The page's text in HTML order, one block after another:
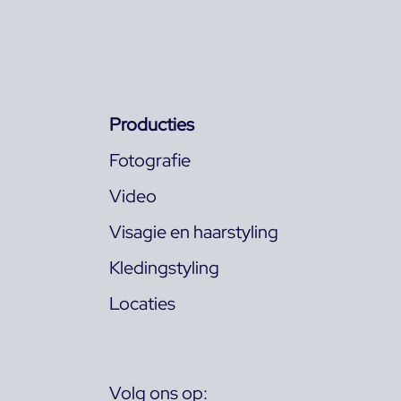
Producties
Fotografie
Video
Visagie en haarstyling
Kledingstyling
Locaties
Volg ons op: